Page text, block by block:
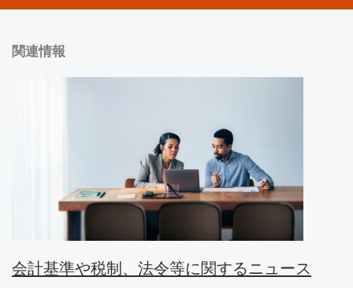
関連情報
会計基準や税制、法令等に関するニュース